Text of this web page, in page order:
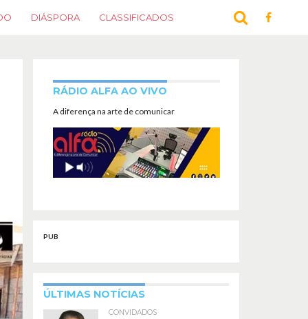
DIÁSPORA CLASSIFICADOS
RÁDIO ALFA AO VIVO
A diferença na arte de comunicar
PUB
ÚLTIMAS NOTÍCIAS
CONVIDADOS